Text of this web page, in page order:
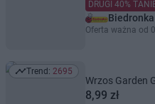
DRUGI 40%
Biedronka
Oferta ważna od
Trend: 2695
Trend: 2695
Wrzos Garden
8,99 zł